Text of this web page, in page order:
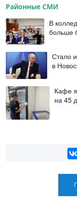
Районные СМИ
В
больше
Стало
в
Кафе
на 45